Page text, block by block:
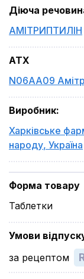
Діюча
АМІТРИПТИЛІН
ATX
N06AA09
Виробник:
Харківське
народу, Україна
Форма товару
Таблетки
Умови
за рецептом